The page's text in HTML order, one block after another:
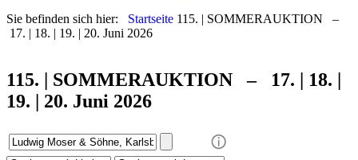
Sie befinden sich hier: Startseite 115. | SOMMERAUKTION –
17. | 18. | 19. | 20. Juni 2026
115. | SOMMERAUKTION – 17. | 18. |
19. | 20. Juni 2026